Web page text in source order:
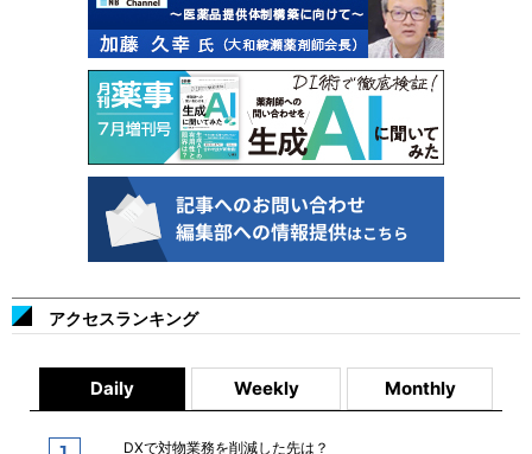
アクセスランキング
Daily Weekly Monthly
DXで対物業務を削減した先は？